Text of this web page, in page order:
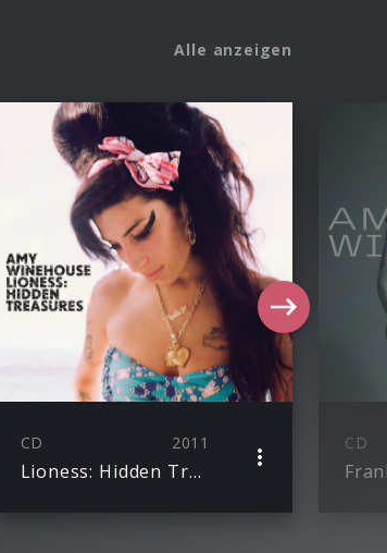
Alle anzeigen
CD 2011
Lioness: Hidden Treasures
CD